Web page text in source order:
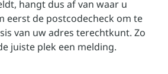
hangt dus af van waar u
eerst de postcodecheck om te
van uw adres terechtkunt. Zo
juiste plek een melding.